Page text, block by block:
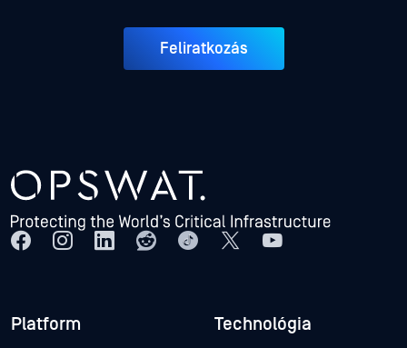
Feliratkozás
Platform Technológia